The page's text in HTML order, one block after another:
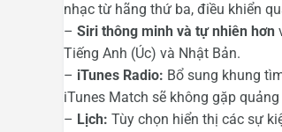
nhạc từ hãng thứ ba, điều khiển
– Siri thông minh và tự nhiên hơn
Tiếng Anh (Úc) và Nhật Bản.
– iTunes Radio: Bổ sung khung
iTunes Match sẽ không gặp quảng
– Lịch: Tùy chọn hiển thị các sự